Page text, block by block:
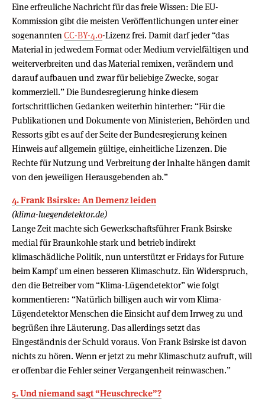
Eine erfreuliche Nachricht für das freie Wissen: Die EU-
Kommission gibt die meisten Veröffentlichungen unter einer
sogenannten CC-BY-4.0-Lizenz frei. Damit darf jeder “das
Material in jedwedem Format oder Medium vervielfältigen und
weiterverbreiten und das Material remixen, verändern und
darauf aufbauen und zwar für beliebige Zwecke, sogar
kommerziell.” Die Bundesregierung hinke diesem
fortschrittlichen Gedanken weiterhin hinterher: “Für die
Publikationen und Dokumente von Ministerien, Behörden und
Ressorts gibt es auf der Seite der Bundesregierung keinen
Hinweis auf allgemein gültige, einheitliche Lizenzen. Die
Rechte für Nutzung und Verbreitung der Inhalte hängen damit
von den jeweiligen Herausgebenden ab.”
4. Frank Bsirske: An Demenz leiden
(klima-luegendetektor.de)
Lange Zeit machte sich Gewerkschaftsführer Frank Bsirske
medial für Braunkohle stark und betrieb indirekt
klimaschädliche Politik, nun unterstützt er Fridays for Future
beim Kampf um einen besseren Klimaschutz. Ein Widerspruch,
den die Betreiber vom “Klima-Lügendetektor” wie folgt
kommentieren: “Natürlich billigen auch wir vom Klima-
Lügendetektor Menschen die Einsicht auf dem Irrweg zu und
begrüßen ihre Läuterung. Das allerdings setzt das
Eingeständnis der Schuld voraus. Von Frank Bsirske ist davon
nichts zu hören. Wenn er jetzt zu mehr Klimaschutz aufruft, will
er offenbar die Fehler seiner Vergangenheit reinwaschen.”
5. Und niemand sagt “Heuschrecke”?